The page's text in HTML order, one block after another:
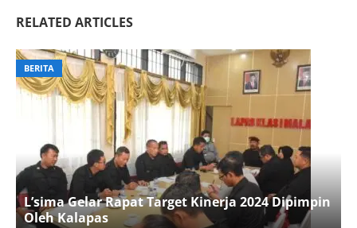
RELATED ARTICLES
BERITA
L’sima Gelar Rapat Target Kinerja 2024 Dipimpin
Oleh Kalapas